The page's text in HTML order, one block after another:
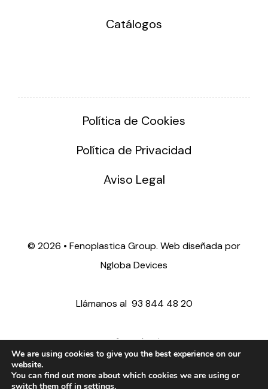
Catálogos
Política de Cookies
Política de Privacidad
Aviso Legal
© 2026 • Fenoplastica Group. Web diseñada por
Ngloba Devices
Llámanos al 93 844 48 20
ventas@fenoplastica.com
export@fenoplastica.com
We are using cookies to give you the best experience on our
website.
You can find out more about which cookies we are using or
switch them off in settings.